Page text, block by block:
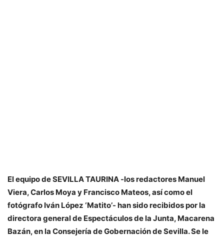
El equipo de SEVILLA TAURINA -los redactores Manuel
Viera, Carlos Moya y Francisco Mateos, así como el
fotógrafo Iván López ‘Matito’- han sido recibidos por la
directora general de Espectáculos de la Junta, Macarena
Bazán, en la Consejería de Gobernación de Sevilla. Se le